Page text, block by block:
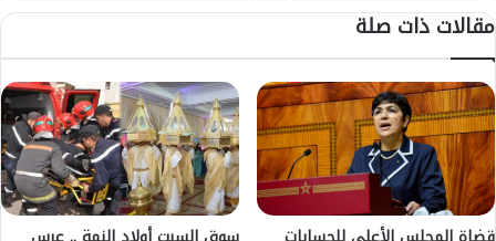
ت
ك
ر
ف
ق
ة
إ
س
ب
س
ة
ا
ل
أ
و
ل
ي
ة
مقالات ذات صلة